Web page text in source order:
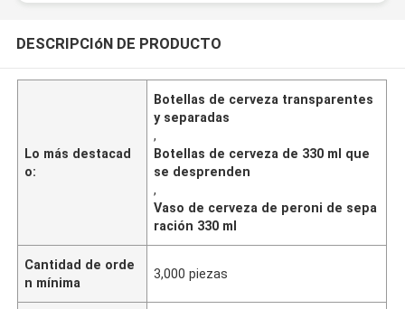
DESCRIPCIóN DE PRODUCTO
Lo más destacad
o:
Botellas de cerveza transparentes
y separadas
,
Botellas de cerveza de 330 ml que
se desprenden
,
Vaso de cerveza de peroni de sepa
ración 330 ml
Cantidad de orde
n mínima
3,000 piezas